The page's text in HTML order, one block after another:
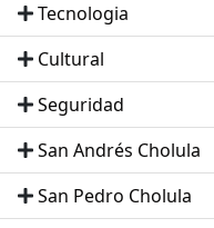
Tecnologia
Cultural
Seguridad
San Andrés Cholula
San Pedro Cholula